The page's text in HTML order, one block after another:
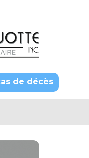
de décès